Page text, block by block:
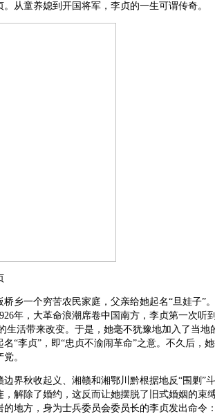
从童养媳到开国将军，李贞的一生可谓传奇。
乡一个穷苦农民家庭，父亲给她起名“旦娃子”
年，大革命浪潮席卷中国南方，李贞第一次听
生活带来改变。于是，她毫不犹豫地加入了当地
“李贞”，即“忠贞不渝闹革命”之意。不久后，
。
界秋收起义、湘赣和湘鄂川黔根据地反“围剿”
解除了婚约，这反而让她摆脱了旧式婚姻的束
地方，身为士兵委员会委员长的李贞发出命令